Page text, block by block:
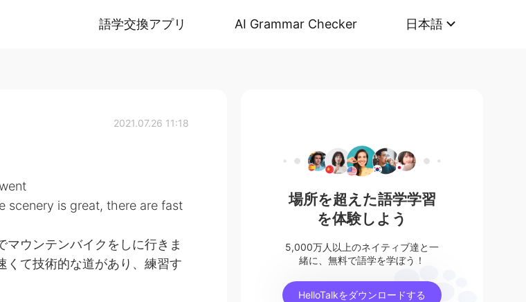
語学交換アプリ AI Grammar Checker 日本語
2021.07.26 11:18
scenery is great, there are fast
ウンテンバイクをしに行きま
くて技術的な道があり、練習す
場所を超えた語学学習
を体験しよう
5,000万人以上のネイティブ達と一
緒に、無料で語学を学ぼう！
HelloTalkをダウンロードする